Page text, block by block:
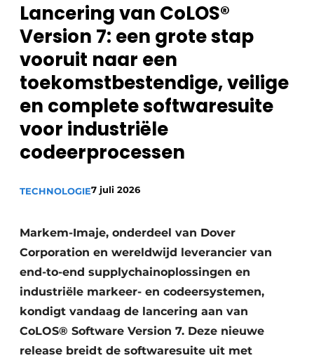
Privacy / Cookie statement
Vacature aanmelden
Vacatures
Video’s
Lancering van CoLOS®
Version 7: een grote stap
vooruit naar een
toekomstbestendige, veilige
en complete softwaresuite
voor industriële
codeerprocessen
TECHNOLOGIE7 juli 2026
Markem-Imaje, onderdeel van Dover
Corporation en wereldwijd leverancier van
end-to-end supplychainoplossingen en
industriële markeer- en codeersystemen,
kondigt vandaag de lancering aan van
CoLOS® Software Version 7. Deze nieuwe
release breidt de softwaresuite uit met